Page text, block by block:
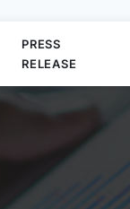
PRESS
RELEASE